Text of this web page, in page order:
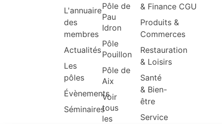
L'annuaire
des
membres
Actualités
Les
pôles
Évènements
Séminaires
Pôle de
Pau
Idron
Pôle
Pouillon
Pôle de
Aix
Voir
tous
les
& Finance
Produits &
Commerces
Restauration
& Loisirs
Santé
& Bien-
être
Service
CGU